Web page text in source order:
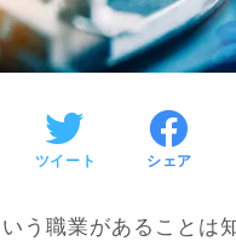
ツイート シェア
う職業があることは